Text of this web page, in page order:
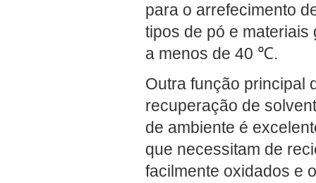
para o arrefecimento
tipos de pó e
a menos de 40 ℃.
Outra função principal
recuperação de
de ambiente é
que necessitam de
facilmente oxidados e